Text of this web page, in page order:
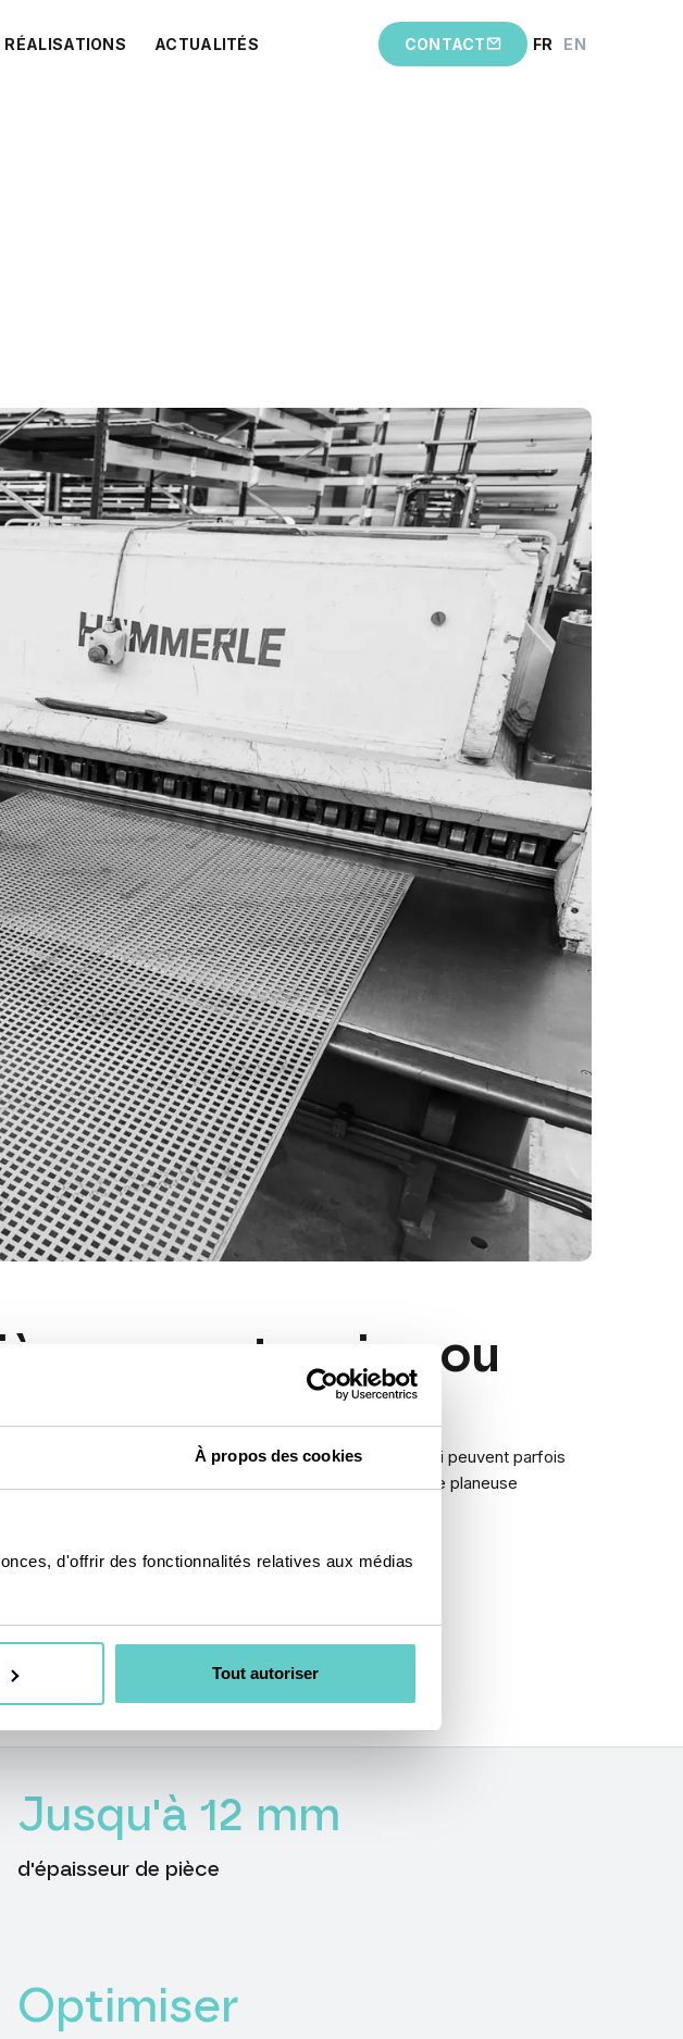
À propos des cookies
d'offrir des fonctionnalités relatives aux médias
Tout autoriser
RÉALISATIONS ACTUALITÉS CONTACT FR EN
sans tension ou
de fabrication occasionnent des tensions dans la pièce qui peuvent parfois
C’est pour prévenir ce problème qu’intervient notre planeuse
Jusqu'à 12 mm
d'épaisseur de pièce
Optimiser